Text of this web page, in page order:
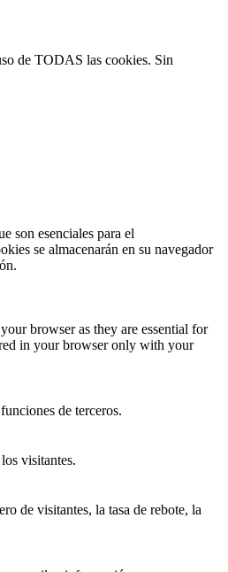
de TODAS las cookies. Sin
son esenciales para el
se almacenarán en su navegador
browser as they are essential for
in your browser only with your
de terceros.
visitantes.
de visitantes, la tasa de rebote, la